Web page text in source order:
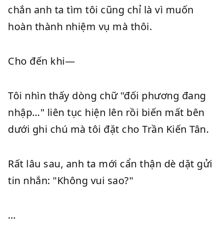
chắn anh ta tìm tôi cũng chỉ là vì muốn
hoàn thành nhiệm vụ mà thôi.
Cho đến khi—
Tôi nhìn thấy dòng chữ "đối phương đang
nhập…" liên tục hiện lên rồi biến mất bên
dưới ghi chú mà tôi đặt cho Trần Kiến Tân.
Rất lâu sau, anh ta mới cẩn thận dè dặt gửi
tin nhắn: "Không vui sao?"
…